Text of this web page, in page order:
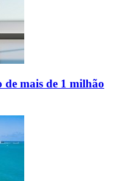
mais de 1 milhão